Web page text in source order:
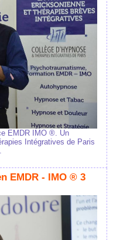
EMDR IMO ®. Un
Intégratives de Paris
EMDR - IMO ® 3